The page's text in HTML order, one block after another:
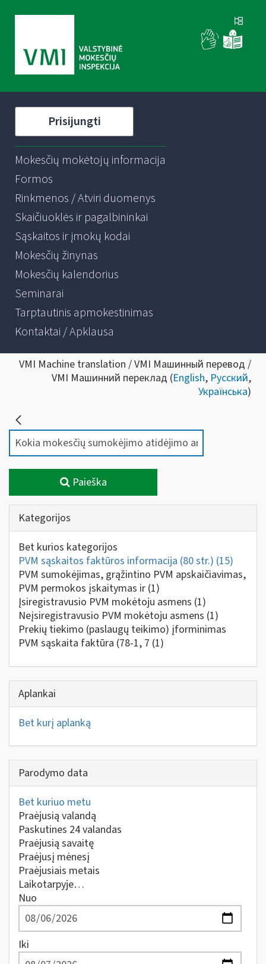
Prisijungti
Mokesčių mokėtojų informacija
Formos
Rinkmenos / Atviri duomenys
Skaičiuoklės ir pagalbininkai
Sąskaitos ir įmokų kodai
Mokesčių žinynas
Mokesčių kalendorius
Seminarai
Tarptautinis apmokestinimas
Kontaktai / Apklausa
VMI Machine translation / VMI Машинный перевод /
VMI Машинний переклад (English, Русский,
Українська)
Paieška
Kategorijos
Bet kurios kategorijos
PVM sąskaitos faktūros informacija (80 str.) (15)
PVM sumokėjimas, grąžintino PVM apskaičiavimas,
PVM permokos įskaitymas ir (1)
Įsiregistravusio PVM mokėtoju asmens (1)
Neįsiregistravusio PVM mokėtoju asmens (1)
Prekių tiekimo (paslaugų teikimo) įforminimas
PVM sąskaita faktūra (78-1, 7 (1)
Aplankai
Bet kurį aplanką
Parodymo data
Bet kuriuo metu
Praėjusią valandą
Paskutines 24 valandas
Praėjusią savaitę
Praėjusį mėnesį
Praėjusiais metais
Laikotarpyje…
Nuo
Iki